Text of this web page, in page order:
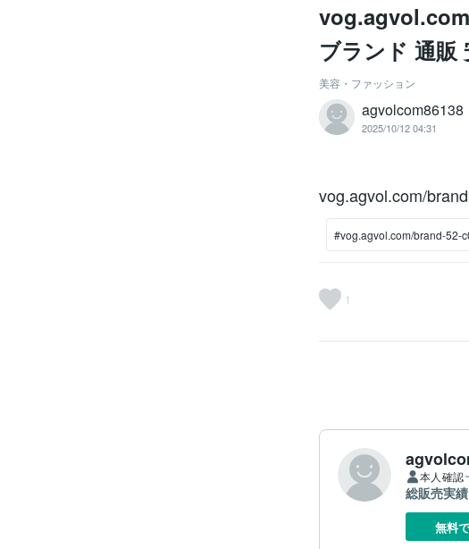
ブランド 通販
美容・ファッション
agvolcom86138
2025/10/12 04:31
vog.agvol.com/
#vog.agvol.com/brand-52-
1
本人確認
総販売実績
無料